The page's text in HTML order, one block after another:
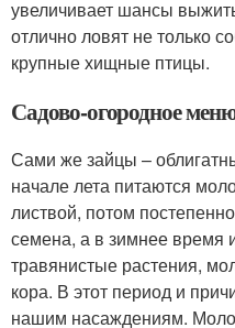
увеличивает шансы
отлично ловят не только
крупные хищные птицы.
Садово‑огородное
Сами же зайцы –
начале лета питаются
листвой, потом
семена, а в зимнее время
травянистые растения,
кора. В этот период и
нашим насаждениям.